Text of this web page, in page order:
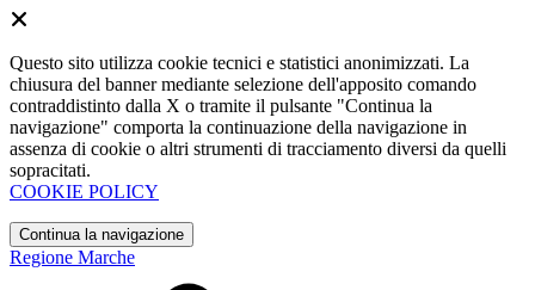
Questo sito utilizza cookie tecnici e statistici anonimizzati. La
chiusura del banner mediante selezione dell'apposito comando
contraddistinto dalla X o tramite il pulsante "Continua la
navigazione" comporta la continuazione della navigazione in
assenza di cookie o altri strumenti di tracciamento diversi da quelli
sopracitati.
COOKIE POLICY
Continua la navigazione
Regione Marche